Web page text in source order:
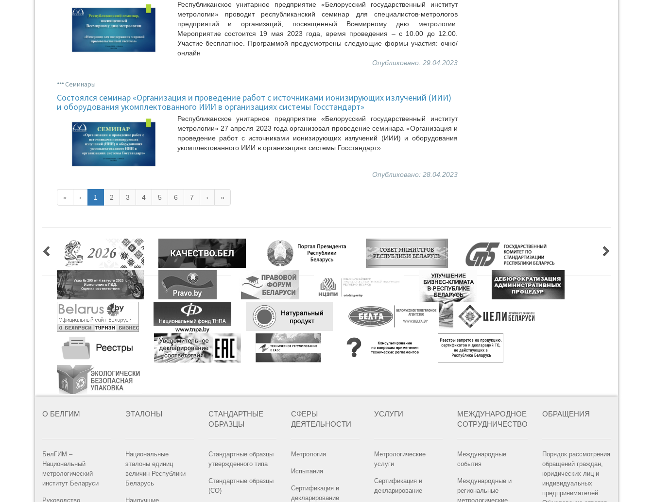
Республиканское унитарное предприятие «Белорусский государственный институт
метрологии» проводит республиканский семинар для специалистов-метрологов
предприятий и организаций, посвященный Всемирному дню метрологии.
Мероприятие состоится 19 мая 2023 года, время проведения – с 10.00 до 12.00.
Участие бесплатное. Программой предусмотрены следующие формы участия: очно/
онлайн
Опубликовано: 29.04.2023
Семинары
Состоялся семинар «Организация и проведение работ с источниками ионизирующих излучений (ИИИ)
и оборудования укомплектованного ИИИ в организациях системы Госстандарт»
Республиканское унитарное предприятие «Белорусский государственный институт
метрологии» 27 апреля 2023 года организовал проведение семинара «Организация и
проведение работ с источниками ионизирующих излучений (ИИИ) и оборудования
укомплектованного ИИИ в организациях системы Госстандарт»
Опубликовано: 28.04.2023
« ‹ 1 2 3 4 5 6 7 › »
О БЕЛГИМ
БелГИМ –
Национальный
метрологический
институт Беларуси
Руководство
ЭТАЛОНЫ
Национальные
эталоны единиц
величин Республики
Беларусь
Наилучшие
СТАНДАРТНЫЕ
ОБРАЗЦЫ
Стандартные образцы
утвержденного типа
Стандартные образцы
(СО)
СФЕРЫ
ДЕЯТЕЛЬНОСТИ
Метрология
Испытания
Сертификация и
декларирование
УСЛУГИ
Метрологические
услуги
Сертификация и
декларирование
МЕЖДУНАРОДНОЕ
СОТРУДНИЧЕСТВО
Международные
события
Международные и
региональные
метрологические
ОБРАЩЕНИЯ
Порядок рассмотрения
обращений граждан,
юридических лиц и
индивидуальных
предпринимателей.